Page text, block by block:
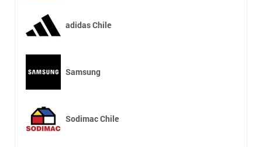
adidas Chile
Samsung
Sodimac Chile